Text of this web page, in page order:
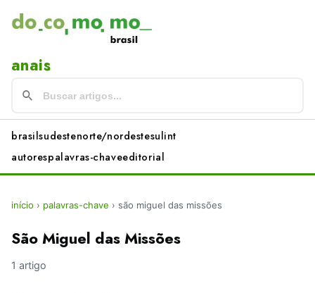
anais
brasilsudestenorte/nordestesulint
autorespalavras-chaveeditorial
início › palavras-chave › são miguel das missões
São Miguel das Missões
1 artigo